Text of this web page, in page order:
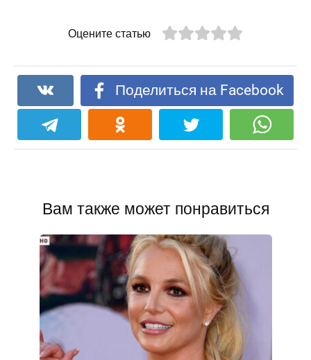
Оцените статью
Поделиться на Facebook
Вам также может понравиться